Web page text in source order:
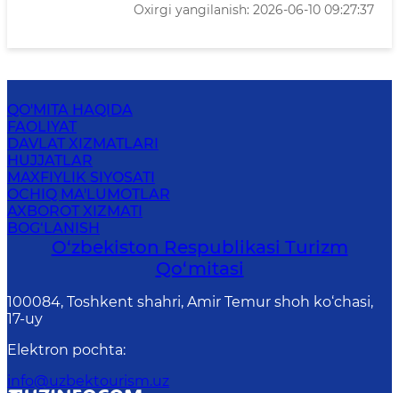
Oxirgi yangilanish: 2026-06-10 09:27:37
QO'MITA HAQIDA
FAOLIYAT
DAVLAT XIZMATLARI
HUJJATLAR
MAXFIYLIK SIYOSATI
OCHIQ MA'LUMOTLAR
AXBOROT XIZMATI
BOG‘LANISH
O‘zbekiston Respublikasi Turizm
Qo‘mitasi
100084, Toshkent shahri, Amir Temur shoh ko‘chasi,
17-uy
Elektron pochta:
info@uzbektourism.uz